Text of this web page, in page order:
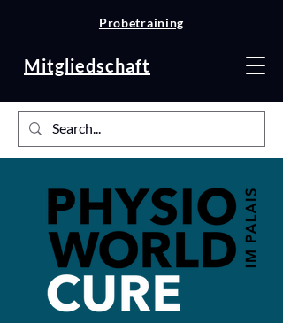
Probetraining
Mitgliedschaft